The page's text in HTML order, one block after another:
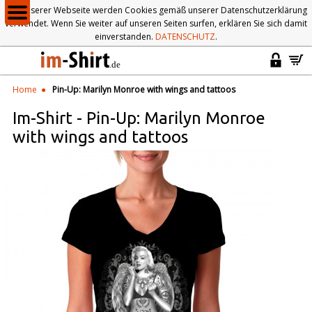
Auf unserer Webseite werden Cookies gemäß unserer Datenschutzerklärung
verwendet. Wenn Sie weiter auf unseren Seiten surfen, erklären Sie sich damit
einverstanden. DATENSCHUTZ.
Home Pin-Up: Marilyn Monroe with wings and tattoos
Im-Shirt - Pin-Up: Marilyn Monroe
with wings and tattoos